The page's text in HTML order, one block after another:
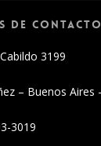
DE CONTACTO
3199
– Buenos Aires
3019